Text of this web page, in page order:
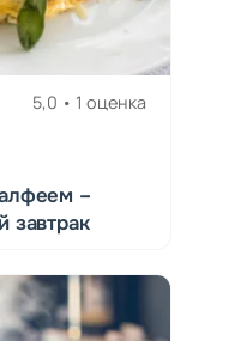
5,0 • 1 оценка
–
завтрак